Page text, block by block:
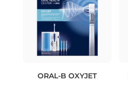
ORAL-B OXYJET